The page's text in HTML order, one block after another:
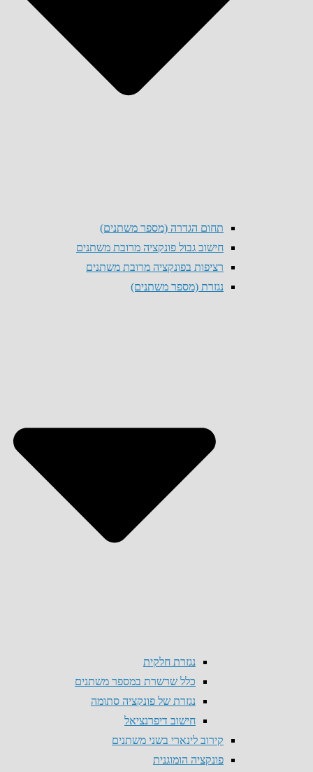
תחום הגדרה (מספר משתנים)
חישוב גבול פונקציה מרובת משתנים
רציפות בפונקציה מרובת משתנים
נגזרת (מספר משתנים)
נגזרת חלקית
כלל שרשרת במספר משתנים
נגזרת של פונקציה סתומה
חישוב דיפרנציאל
קירוב לינארי בשני משתנים
פונקציה הומוגנית